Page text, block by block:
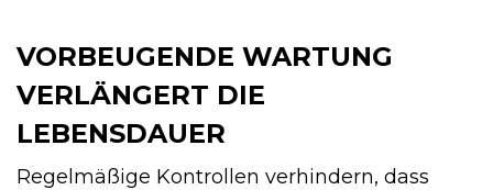
VORBEUGENDE WARTUNG
VERLÄNGERT DIE
LEBENSDAUER
Regelmäßige Kontrollen verhindern, dass